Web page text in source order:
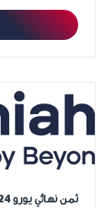
ثمن نهائي يورو 2024